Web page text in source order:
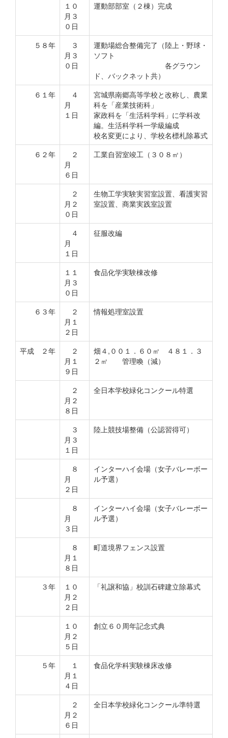
１０
月３
０日
運動部部室（２棟）完成
５８年
３
月３
０日
運動場総合整備完了（陸上・野球・
ソフト
各グラウン
ド、バックネット共）
６１年
４
月
１日
宮城県南郷高等学校と改称し、農業
科を「産業技術科」
家政科を「生活科学科」に学科改
編。生活科学科一学級編成
校名変更により、学校名標札除幕式
６２年
２
月
６日
工業自習室竣工（３０８㎡）
２
月２
０日
生物工学実験実習室設置、看護実習
室設置、商業実践室設置
４
月
１日
征服改編
１１
月３
０日
食品化学実験棟改修
６３年
２
月１
２日
情報処理室設置
平成 ２年
２
月１
９日
畑４,００１．６０㎡ ４８１．３
２㎡ 管理喚（減）
２
月２
８日
全日本学校緑化コンクール特選
３
月３
１日
陸上競技場整備（公認習得可）
８
月
２日
インターハイ会場（女子バレーボー
ル予選）
８
月
３日
インターハイ会場（女子バレーボー
ル予選）
８
月１
８日
町道境界フェンス設置
３年
１０
月２
２日
「礼譲和協」校訓石碑建立除幕式
１０
月２
５日
創立６０周年記念式典
５年
１
月１
４日
食品化学科実験棟床改修
２
月２
６日
全日本学校緑化コンクール準特選